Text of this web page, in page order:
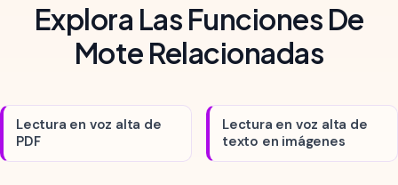
Explora Las Funciones De
Mote Relacionadas
Lectura en voz alta de
PDF
Lectura en voz alta de
texto en imágenes